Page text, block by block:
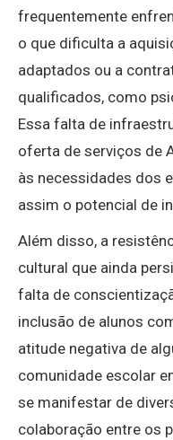
frequentemente
o que dificulta a
adaptados ou a
qualificados, como
Essa falta de
oferta de serviços de
às necessidades dos
assim o potencial de
Além disso, a
cultural que ainda
falta de
inclusão de alunos
atitude negativa de
comunidade escolar
se manifestar de
colaboração entre os